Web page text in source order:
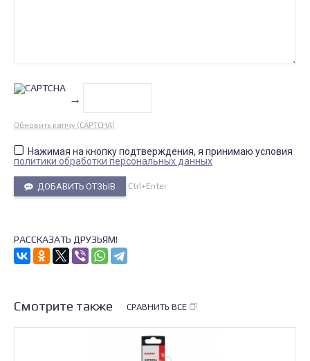
→
Обновить капчу (CAPTCHA)
Нажимая на кнопку подтверждения, я принимаю условия
политики обработки персональных данных
ДОБАВИТЬ ОТЗЫВ Ctrl+Enter
РАССКАЗАТЬ ДРУЗЬЯМ!
Смотрите также СРАВНИТЬ ВСЕ